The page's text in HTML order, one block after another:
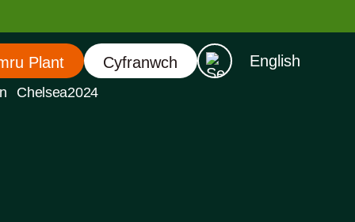
Plant Cyfranwch English
Chelsea2024